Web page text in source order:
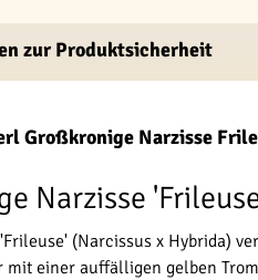
zur Produktsicherheit
Großkronige Narzisse
Narzisse
(Narcissus x Hybrida)
einer auffälligen gelben